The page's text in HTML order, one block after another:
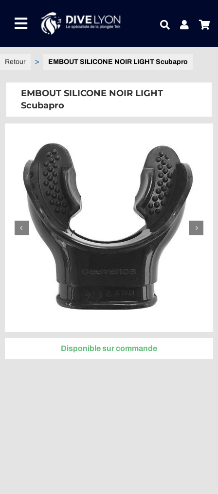
contenuToggle
Navigation
NOTRE UNIVERS PRODUITS
CONTACTEZ-NOUS
Guides
Blog
EMBOUT SILICONE NOIR LIGHT Scubapro
EMBOUT SILICONE NOIR LIGHT
Scubapro
Disponible sur commande